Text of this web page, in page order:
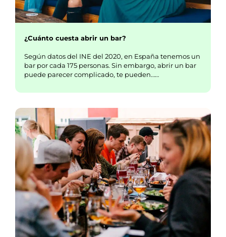
¿Cuánto cuesta abrir un bar?
Según datos del INE del 2020, en España tenemos un
bar por cada 175 personas. Sin embargo, abrir un bar
puede parecer complicado, te pueden……